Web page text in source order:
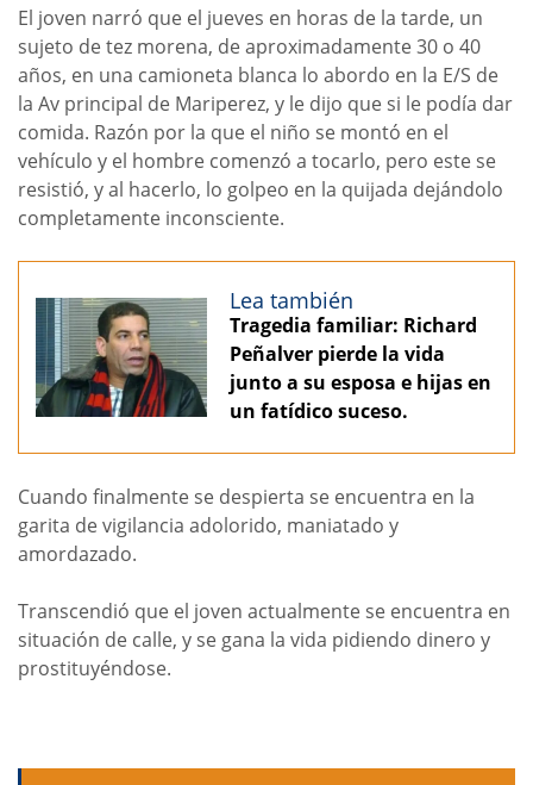
El joven narró que el jueves en horas de la tarde, un
sujeto de tez morena, de aproximadamente 30 o 40
años, en una camioneta blanca lo abordo en la E/S de
la Av principal de Mariperez, y le dijo que si le podía dar
comida. Razón por la que el niño se montó en el
vehículo y el hombre comenzó a tocarlo, pero este se
resistió, y al hacerlo, lo golpeo en la quijada dejándolo
completamente inconsciente.
Lea también
Tragedia familiar: Richard
Peñalver pierde la vida
junto a su esposa e hijas en
un fatídico suceso.
Cuando finalmente se despierta se encuentra en la
garita de vigilancia adolorido, maniatado y
amordazado.
Transcendió que el joven actualmente se encuentra en
situación de calle, y se gana la vida pidiendo dinero y
prostituyéndose.